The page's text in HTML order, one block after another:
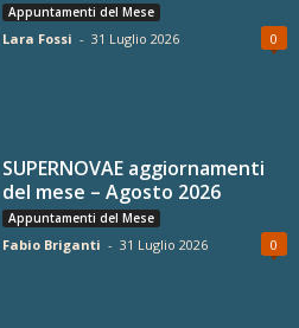
Appuntamenti del Mese
Lara Fossi - 31 Luglio 2026 0
SUPERNOVAE aggiornamenti
del mese – Agosto 2026
Appuntamenti del Mese
Fabio Briganti - 31 Luglio 2026 0